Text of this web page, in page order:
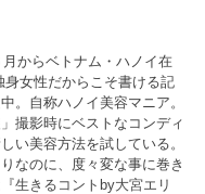
からベトナム・ハノイ在
女性だからこそ書ける記
。自称ハノイ美容マニア。
撮影時にベストなコンディ
い美容方法を試している。
なのに、度々変な事に巻き
生きるコントby大宮エリ